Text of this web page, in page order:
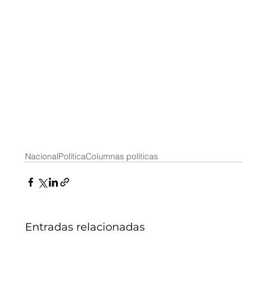
NacionalPolíticaColumnas políticas
Entradas relacionadas